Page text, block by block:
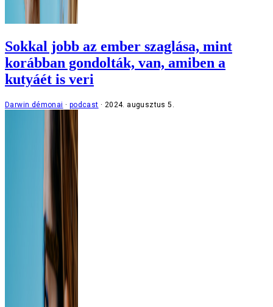
Sokkal jobb az ember szaglása, mint
korábban gondolták, van, amiben a
kutyáét is veri
Darwin démonai podcast 2024. augusztus 5.